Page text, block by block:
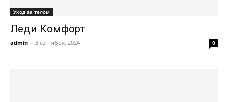
Уход за телом
Леди Комфорт
admin - 3 сентября, 2024 0